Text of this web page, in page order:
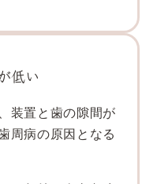
低い
装置と歯の隙間が
周病の原因となる